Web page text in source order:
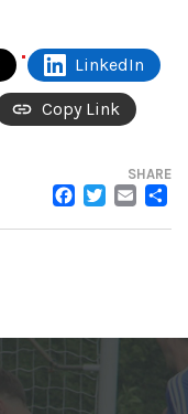
LinkedIn
Copy Link
SHARE